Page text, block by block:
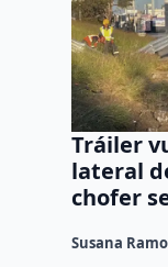
Tráiler
lateral
chofer
Susana